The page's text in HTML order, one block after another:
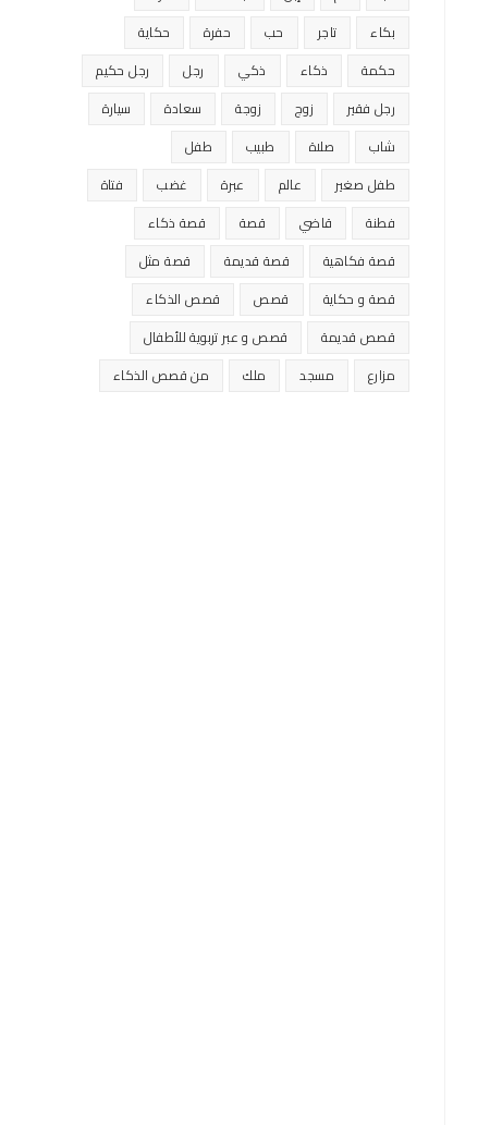
بكاء
تاجر حب حفرة
حكاية
حكمة
ذكاء ذكي رجل
رجل حكيم
رجل فقير
زوج زوجة سعادة
سيارة
شاب
صلاة طبيب
طفل
طفل صغير
عالم عبرة غضب
فتاة
فطنة
قاضي قصة
قصة ذكاء
قصة فكاهية
قصة قديمة
قصة مثل
قصة و حكاية
قصص
قصص الذكاء
قصص قديمة
قصص و عبر تربوية للأطفال
مزارع
مسجد ملك من قصص الذكاء